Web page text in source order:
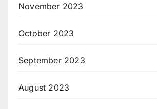
November 2023
October 2023
September 2023
August 2023